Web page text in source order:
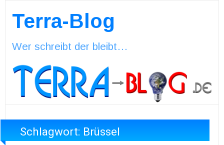
Terra-Blog
Wer schreibt der bleibt…
Schlagwort: Brüssel